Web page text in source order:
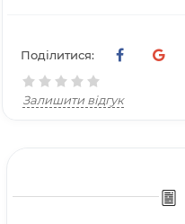
Поділитися:
Залишити відгук